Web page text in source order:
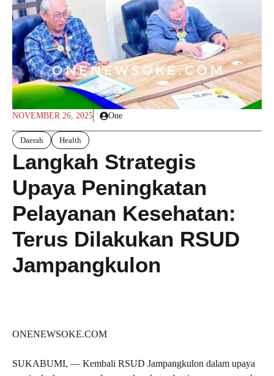
NOVEMBER 26, 2025 One
Daerah Health
Langkah Strategis
Upaya Peningkatan
Pelayanan Kesehatan:
Terus Dilakukan RSUD
Jampangkulon
ONENEWSOKE.COM
SUKABUMI, — Kembali RSUD Jampangkulon dalam upaya